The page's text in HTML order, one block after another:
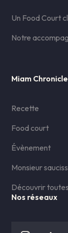
Un Food Court
Notre
Miam
Recette
Food court
Évènement
Monsieur
Découvrir
Nos réseaux